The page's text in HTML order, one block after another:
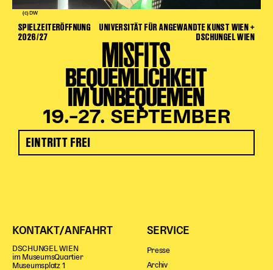
(c) DW
SPIELZEITERÖFFNUNG
2026/27
UNIVERSITÄT FÜR ANGEWANDTE KUNST WIEN +
DSCHUNGEL WIEN
MISFITS
BEQUEMLICHKEIT
IM UNBEQUEMEN
19.–27. SEPTEMBER
EINTRITT FREI
KONTAKT/ANFAHRT
DSCHUNGEL WIEN
im MuseumsQuartier
Museumsplatz 1
SERVICE
Presse
Archiv